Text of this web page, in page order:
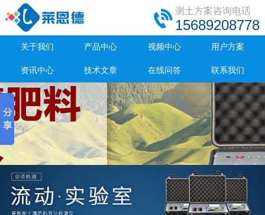
测土方案咨询电话
15689208778
关于我们 产品中心 视频中心 用户方案
资讯中心 技术文章 在线问答 联系我们